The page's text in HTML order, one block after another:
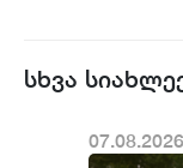
სხვა